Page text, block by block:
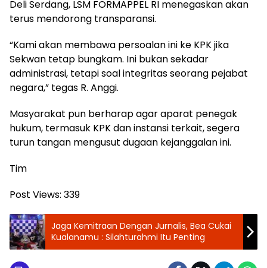
Deli Serdang, LSM FORMAPPEL RI menegaskan akan
terus mendorong transparansi.
“Kami akan membawa persoalan ini ke KPK jika
Sekwan tetap bungkam. Ini bukan sekadar
administrasi, tetapi soal integritas seorang pejabat
negara,” tegas R. Anggi.
Masyarakat pun berharap agar aparat penegak
hukum, termasuk KPK dan instansi terkait, segera
turun tangan mengusut dugaan kejanggalan ini.
Tim
Post Views: 339
Jaga Kemitraan Dengan Jurnalis, Bea Cukai
Kualanamu : Silahturahmi Itu Penting